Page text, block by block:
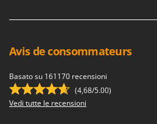
Zomax
Avis de consommateurs
Basato su 161170 recensioni
(4,68/5.00)
Vedi tutte le recensioni